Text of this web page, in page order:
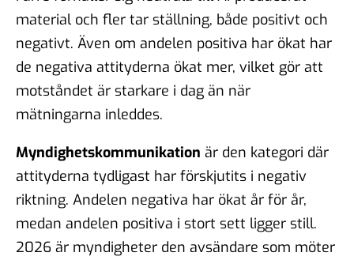
material och fler tar ställning, både positivt och
negativt. Även om andelen positiva har ökat har
de negativa attityderna ökat mer, vilket gör att
motståndet är starkare i dag än när
mätningarna inleddes.
Myndighetskommunikation är den kategori där
attityderna tydligast har förskjutits i negativ
riktning. Andelen negativa har ökat år för år,
medan andelen positiva i stort sett ligger still.
2026 är myndigheter den avsändare som möter